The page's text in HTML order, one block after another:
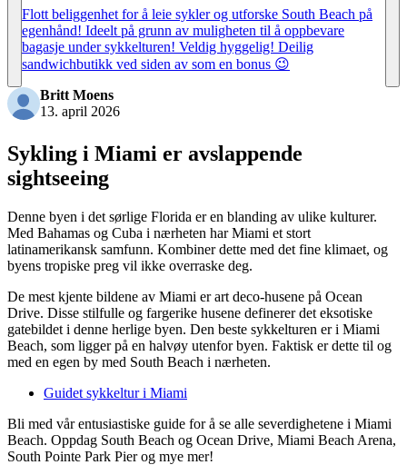
Flott beliggenhet for å leie sykler og utforske South Beach på
egenhånd! Ideelt på grunn av muligheten til å oppbevare
bagasje under sykkelturen! Veldig hyggelig! Deilig
sandwichbutikk ved siden av som en bonus 😉
Britt Moens
13. april 2026
Sykling i Miami er avslappende
sightseeing
Denne byen i det sørlige Florida er en blanding av ulike kulturer.
Med Bahamas og Cuba i nærheten har Miami et stort
latinamerikansk samfunn. Kombiner dette med det fine klimaet, og
byens tropiske preg vil ikke overraske deg.
De mest kjente bildene av Miami er art deco-husene på Ocean
Drive. Disse stilfulle og fargerike husene definerer det eksotiske
gatebildet i denne herlige byen. Den beste sykkelturen er i Miami
Beach, som ligger på en halvøy utenfor byen. Faktisk er dette til og
med en egen by med South Beach i nærheten.
Guidet sykkeltur i Miami
Bli med vår entusiastiske guide for å se alle severdighetene i Miami
Beach. Oppdag South Beach og Ocean Drive, Miami Beach Arena,
South Pointe Park Pier og mye mer!